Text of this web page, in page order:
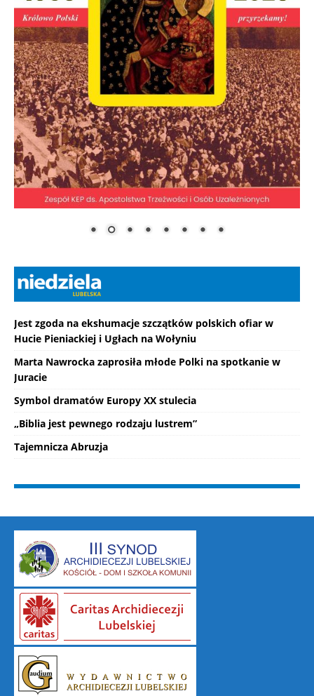
Jest zgoda na ekshumacje szczątków polskich ofiar w
Hucie Pieniackiej i Ugłach na Wołyniu
Marta Nawrocka zaprosiła młode Polki na spotkanie w
Juracie
Symbol dramatów Europy XX stulecia
„Biblia jest pewnego rodzaju lustrem”
Tajemnicza Abruzja